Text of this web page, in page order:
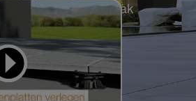
Öğrenmek ve uygulamak
için videolar